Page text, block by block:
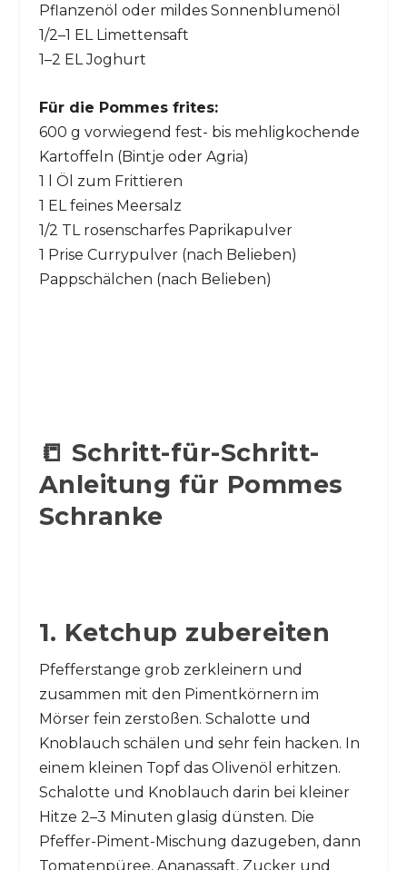
Pflanzenöl oder mildes Sonnenblumenöl
1/2–1 EL Limettensaft
1–2 EL Joghurt
Für die Pommes frites:
600 g vorwiegend fest- bis mehligkochende
Kartoffeln (Bintje oder Agria)
1 l Öl zum Frittieren
1 EL feines Meersalz
1/2 TL rosenscharfes Paprikapulver
1 Prise Currypulver (nach Belieben)
Pappschälchen (nach Belieben)
📒 Schritt-für-Schritt-
Anleitung für Pommes
Schranke
1. Ketchup zubereiten
Pfefferstange grob zerkleinern und
zusammen mit den Pimentkörnern im
Mörser fein zerstoßen. Schalotte und
Knoblauch schälen und sehr fein hacken. In
einem kleinen Topf das Olivenöl erhitzen.
Schalotte und Knoblauch darin bei kleiner
Hitze 2–3 Minuten glasig dünsten. Die
Pfeffer-Piment-Mischung dazugeben, dann
Tomatenpüree, Ananassaft, Zucker und